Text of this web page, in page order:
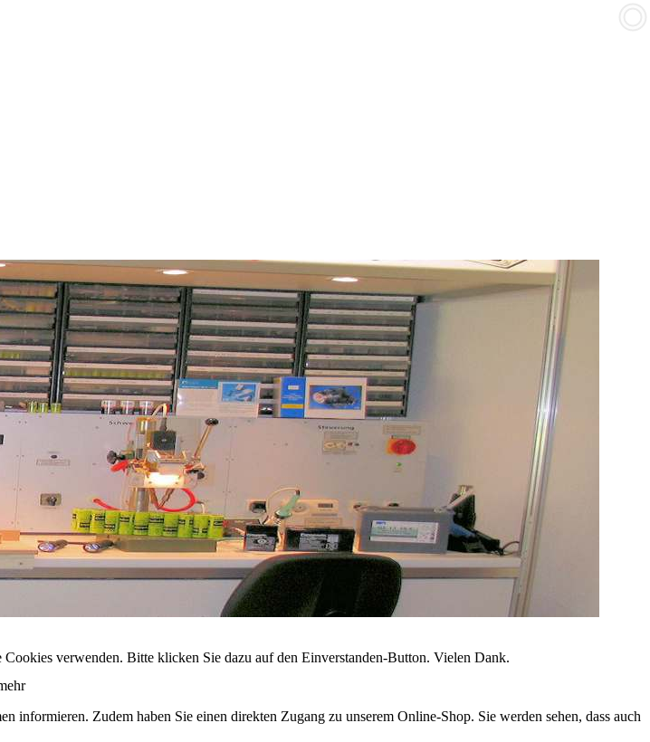
informieren. Zudem haben Sie einen direkten Zugang zu unserem Online-Shop. Sie werden sehen, dass auch
verwenden. Bitte klicken Sie dazu auf den Einverstanden-Button. Vielen Dank.